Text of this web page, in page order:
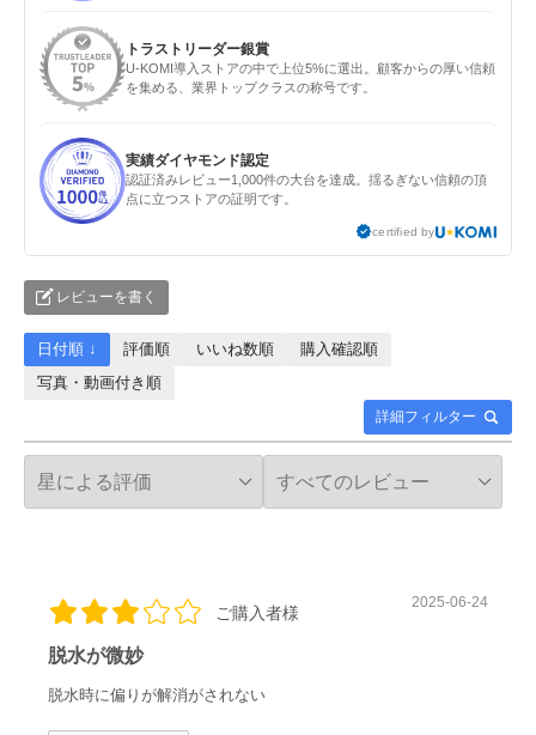
トラストリーダー銀賞
U-KOMI導入ストアの中で上位5%に選出。顧客からの厚い信頼
を集める、業界トップクラスの称号です。
実績ダイヤモンド認定
認証済みレビュー1,000件の大台を達成。揺るぎない信頼の頂
点に立つストアの証明です。
certified by
レビューを書く
詳細フィルター
日付順 ↓ 評価順 いいね数順
購入確認順
写真・動画付き順
ご購入者様
2025-06-24
脱水が微妙
脱水時に偏りが解消がされない